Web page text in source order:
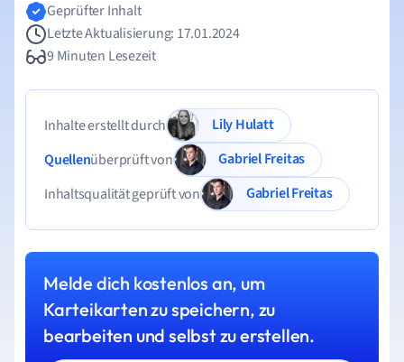
Geprüfter Inhalt
Letzte Aktualisierung: 17.01.2024
9 Minuten Lesezeit
Inhalte erstellt durch
Lily Hulatt
Quellenüberprüft von
Gabriel Freitas
Inhaltsqualität geprüft von
Gabriel Freitas
Melde dich kostenlos an, um
Karteikarten zu speichern, zu
bearbeiten und selbst zu erstellen.